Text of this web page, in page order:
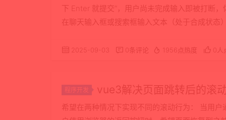
下 Enter 就提交”，用户尚未完成输入即被打断
在聊天输入框或搜索框输入文本（处于合成状
2025-09-03 0条评论 1956点热度 0人
程序开发 vue3解决页面跳转后的滚
希望在两种情况下实现不同的滚动行为： 当用